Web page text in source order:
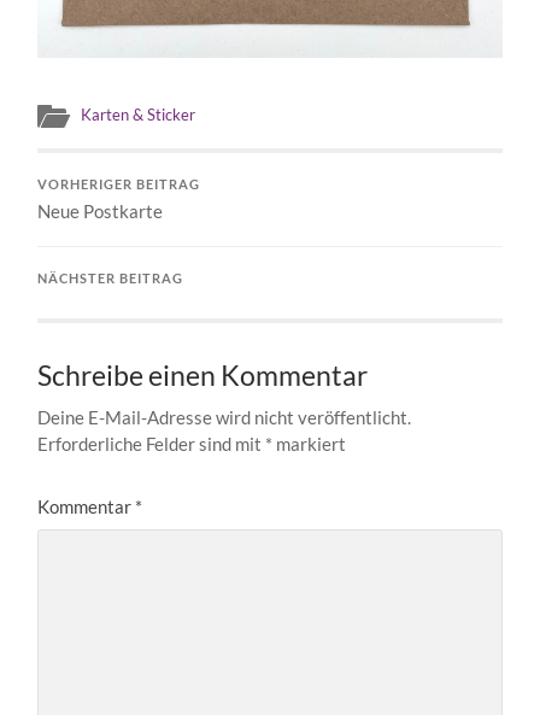
Karten & Sticker
VORHERIGER BEITRAG
Neue Postkarte
NÄCHSTER BEITRAG
Schreibe einen Kommentar
Deine E-Mail-Adresse wird nicht veröffentlicht.
Erforderliche Felder sind mit * markiert
Kommentar *